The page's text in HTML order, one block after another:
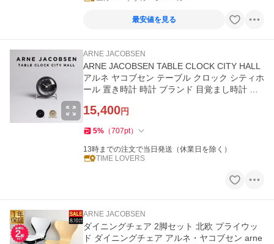
最安値を見る
ARNE JACOBSEN
ARNE JACOBSEN TABLE CLOCK CITY HALL
アルネ ヤコブセン テーブル クロック シティホ
ール 置き時計 時計 ブランド 目覚まし時計 ア
15,400円
5% （707pt）
13時までの注文で当日発送（休業日を除く）
TIME LOVERS
ARNE JACOBSEN
ダイニングチェア 2脚セット 北欧 プライウッ
ド ダイニングチェア アルネ・ヤコブセン arne